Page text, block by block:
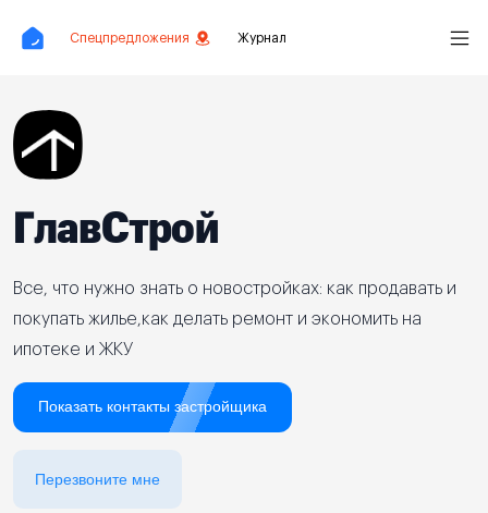
Спецпредложения Журнал
ГлавСтрой
Все, что нужно знать о новостройках: как продавать и
покупать жилье,как делать ремонт и экономить на
ипотеке и ЖКУ
Показать контакты застройщика
Перезвоните мне